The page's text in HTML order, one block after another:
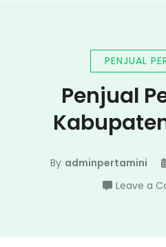
PENJUAL
Penjual
By adminpertamini
Leave a